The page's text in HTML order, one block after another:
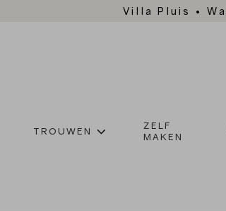
Villa Pluis •
TROUWEN
ZELF
MAKEN